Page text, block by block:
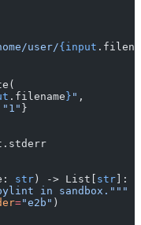
user/{input
.filename } " ,
"1" }
str ) -> List[ str ]:
in sandbox."""
="e2b" )